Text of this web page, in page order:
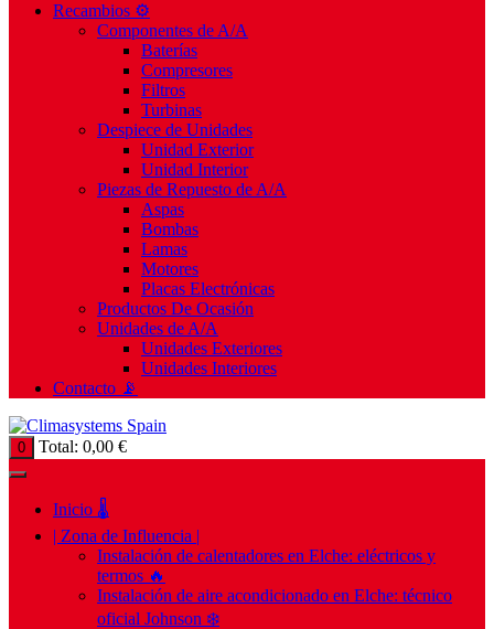
Recambios ⚙️
Componentes de A/A
Baterías
Compresores
Filtros
Turbinas
Despiece de Unidades
Unidad Exterior
Unidad Interior
Piezas de Repuesto de A/A
Aspas
Bombas
Lamas
Motores
Placas Electrónicas
Productos De Ocasión
Unidades de A/A
Unidades Exteriores
Unidades Interiores
Contacto 📡
0 Total: 0,00 €
Inicio 🌡️
| Zona de Influencia |
Instalación de calentadores en Elche: eléctricos y
termos 🔥
Instalación de aire acondicionado en Elche: técnico
oficial Johnson ❄️